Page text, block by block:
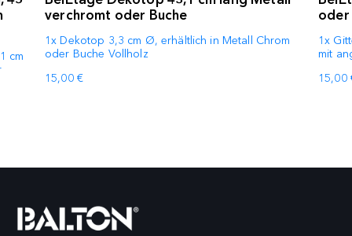
cm
verchromt oder Buche
1x Dekotop 3,3 cm Ø, erhältlich in Metall Chrom
oder Buche Vollholz
15,00 €
oder
1x
mit
15,00